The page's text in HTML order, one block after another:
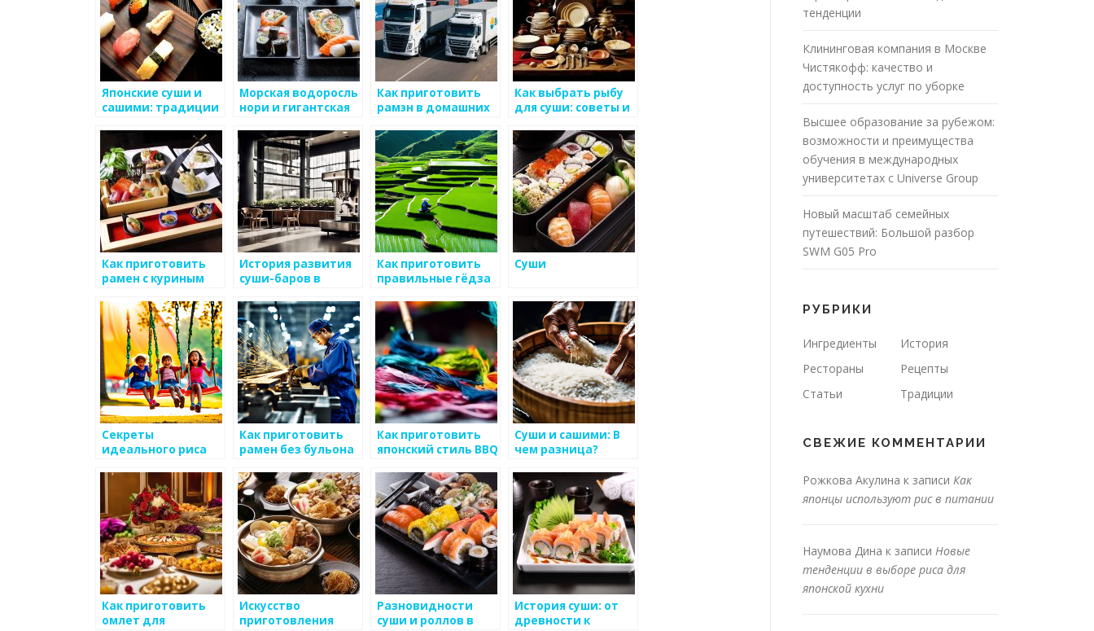
Японские суши и
сашими: традиции
Морская водоросль
нори и гигантская
втулка
Как приготовить
рамэн в домашних
Как выбрать рыбу
для суши: советы и
Как приготовить
рамен с куриным
История развития
суши-баров в
Как приготовить
правильные гёдза
Суши
Секреты
идеального риса
Как приготовить
рамен без бульона
Как приготовить
японский стиль BBQ
Суши и сашими: В
чем разница?
Как приготовить
омлет для
Искусство
приготовления
Разновидности
суши и роллов в
История суши: от
древности к
тенденции
Клининговая компания в Москве
Чистякофф: качество и
доступность услуг по уборке
Высшее образование за рубежом:
возможности и преимущества
обучения в международных
университетах с Universe Group
Новый масштаб семейных
путешествий: Большой разбор
SWM G05 Pro
РУБРИКИ
Ингредиенты
История
Рестораны
Рецепты
Статьи
Традиции
СВЕЖИЕ КОММЕНТАРИИ
Рожкова Акулина к записи Как
японцы используют рис в питании
Наумова Дина к записи Новые
тенденции в выборе риса для
японской кухни